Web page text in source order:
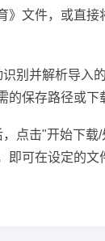
》文件，或直接
别并解析导入
的保存路径或下
点击"开始下载
即可在设定的文